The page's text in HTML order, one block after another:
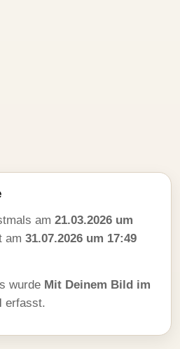
am 21.03.2026 um
am 31.07.2026 um 17:49
wurde Mit Deinem Bild im
erfasst.